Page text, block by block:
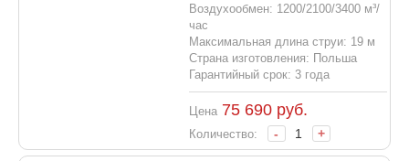
Воздухообмен: 1200/2100/3400 м³/
час
Максимальная длина струи: 19 м
Страна изготовления: Польша
Гарантийный срок: 3 года
Цена 75 690руб.
Количество: - +